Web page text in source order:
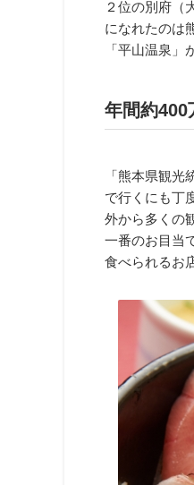
２位の別府（
になれたのは
「平山温泉」
年間約400
「熊本県観
で行くにも丁
外から多くの
一番のお目当
食べられるお